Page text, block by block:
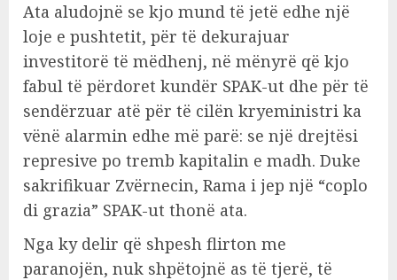
Ata aludojnë se kjo mund të jetë edhe një
loje e pushtetit, për të dekurajuar
investitorë të mëdhenj, në mënyrë që kjo
fabul të përdoret kundër SPAK-ut dhe për të
sendërzuar atë për të cilën kryeministri ka
vënë alarmin edhe më parë: se një drejtësi
represive po tremb kapitalin e madh. Duke
sakrifikuar Zvërnecin, Rama i jep një “coplo
di grazia” SPAK-ut thonë ata.
Nga ky delir që shpesh flirton me
paranojën, nuk shpëtojnë as të tjerë, të